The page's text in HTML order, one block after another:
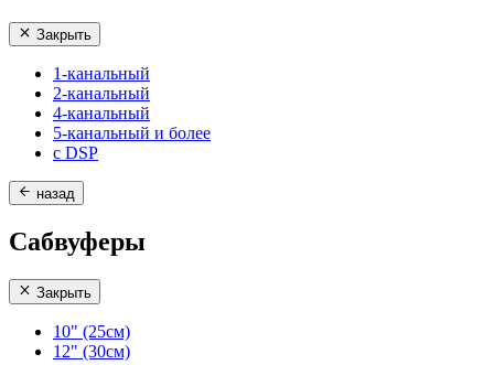
Закрыть
1-канальный
2-канальный
4-канальный
5-канальный и более
с DSP
назад
Сабвуферы
Закрыть
10" (25см)
12" (30см)